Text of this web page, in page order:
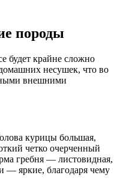
породы
будет крайне сложно
несушек, что во
внешними
курицы большая,
четко очерченный
гребня — листовидная,
— яркие, благодаря чему